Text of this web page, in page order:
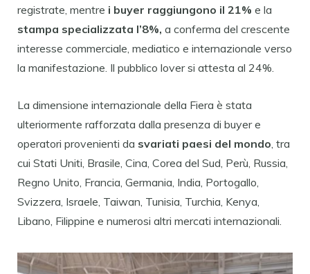
registrate, mentre i buyer raggiungono il 21% e la
stampa specializzata l’8%, a conferma del crescente
interesse commerciale, mediatico e internazionale verso
la manifestazione. Il pubblico lover si attesta al 24%.
La dimensione internazionale della Fiera è stata
ulteriormente rafforzata dalla presenza di buyer e
operatori provenienti da svariati paesi del mondo, tra
cui Stati Uniti, Brasile, Cina, Corea del Sud, Perù, Russia,
Regno Unito, Francia, Germania, India, Portogallo,
Svizzera, Israele, Taiwan, Tunisia, Turchia, Kenya,
Libano, Filippine e numerosi altri mercati internazionali.